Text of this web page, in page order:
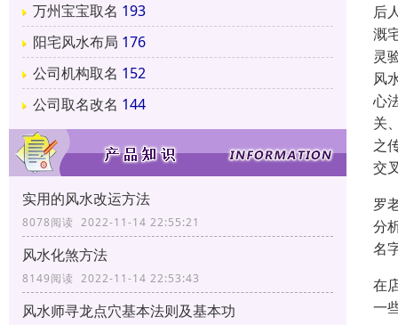
万州宝宝取名 193
阳宅风水布局 176
公司机构取名 152
公司取名改名 144
实用的风水改运方法
8078阅读 2022-11-14 22:55:21
风水化煞方法
8149阅读 2022-11-14 22:53:43
风水师寻龙点穴基本法则及基本功
后
溉
灵
风
心
关
之
交
罗
分
名
在
一